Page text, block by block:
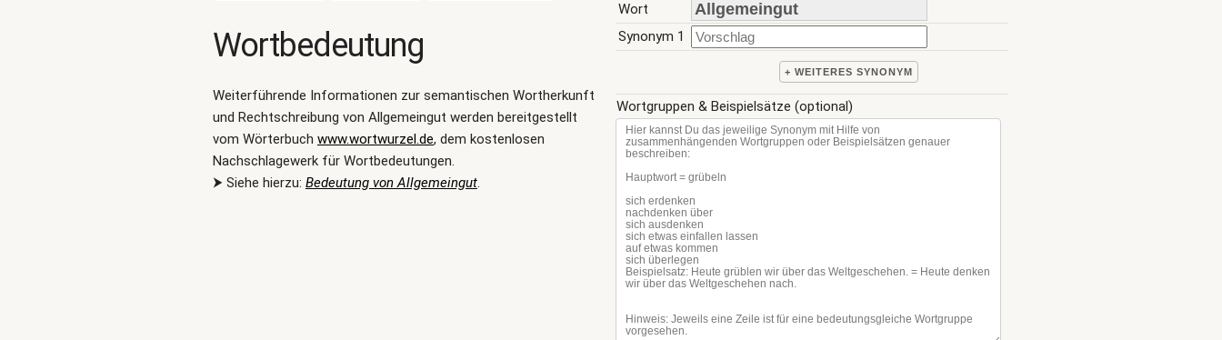
Wortbedeutung
Weiterführende Informationen zur semantischen Wortherkunft
und Rechtschreibung von Allgemeingut werden bereitgestellt
vom Wörterbuch www.wortwurzel.de, dem kostenlosen
Nachschlagewerk für Wortbedeutungen.
⮞ Siehe hierzu: Bedeutung von Allgemeingut.
Wort
Synonym 1
+ WEITERES SYNONYM
Wortgruppen & Beispielsätze (optional)